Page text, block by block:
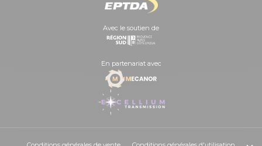
Avec le soutien de
En partenariat avec